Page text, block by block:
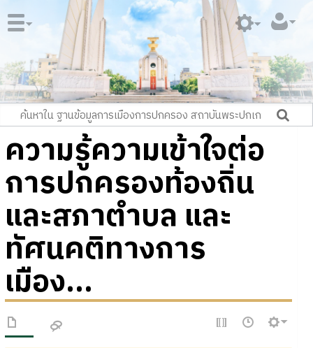
ความรู้ความเข้าใจต่อ
การปกครองท้องถิ่น
และสภาตำบล และ
ทัศนคติทางการ
เมือง...